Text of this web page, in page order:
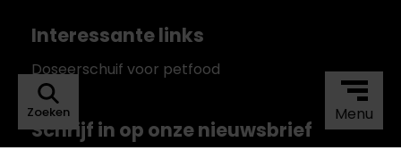
Zoeken Menu
Interessante links
Doseerschuif voor petfood
Schrijf in op onze nieuwsbrief